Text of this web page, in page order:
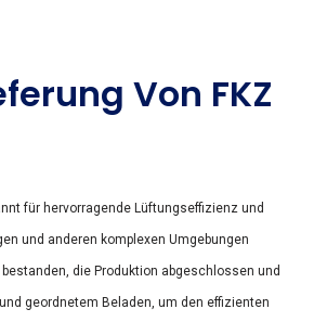
Von FKZ
für hervorragende Lüftungseffizienz und
und anderen komplexen Umgebungen
die Produktion abgeschlossen und
geordnetem Beladen, um den effizienten